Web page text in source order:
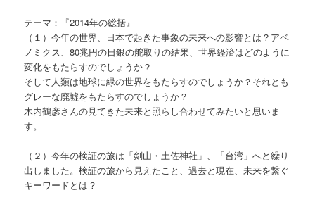
テーマ：『2014年の総括』
（１）今年の世界、日本で起きた事象の未来への影響とは ？アベ
ノミクス、80兆円の日銀の舵取りの結果、世界経済はどのように
変化をもたらすのでしょうか？
そして人類は地球に緑の世界をもたらすのでしょうか？それとも
グレーな廃墟をもたらすのでしょうか？
木内鶴彦さんの見てきた未来と照らし合わせてみたいと思いま
す。
（２）今年の検証の旅は「剣山・土佐神社」、「台湾」へと繰り
出しました。検証の旅から見えたこと、過去と現在 、未来を繋ぐ
キーワードとは？